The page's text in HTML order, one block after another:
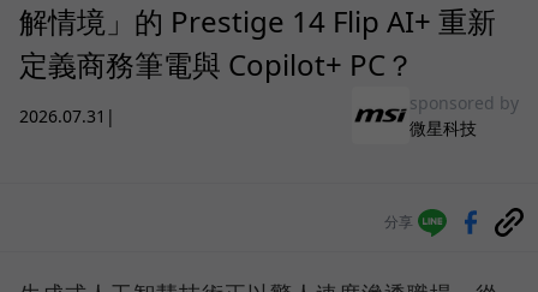
解情境」的 Prestige 14 Flip AI+ 重新
定義商務筆電與 Copilot+ PC？
2026.07.31 |
sponsored by
微星科技
分享